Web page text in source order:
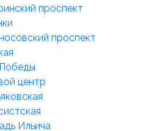
проспект
проспект
центр
Ильича